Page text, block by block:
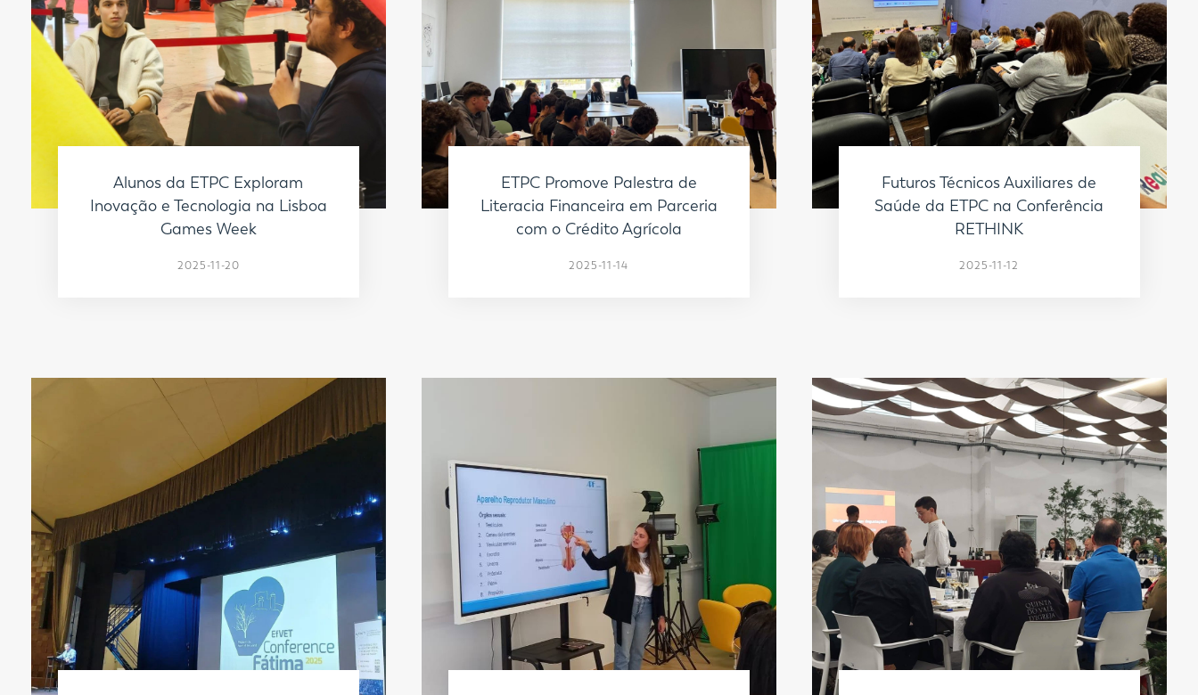
Alunos da ETPC Exploram
Inovação e Tecnologia na Lisboa
Games Week
2025-11-20
ETPC Promove Palestra de
Literacia Financeira em Parceria
com o Crédito Agrícola
2025-11-14
Futuros Técnicos Auxiliares de
Saúde da ETPC na Conferência
RETHINK
2025-11-12